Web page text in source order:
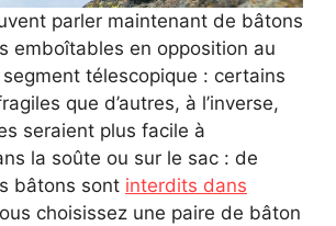
parler maintenant de bâtons
emboîtables en opposition au
télescopique : certains
que d’autres, à l’inverse,
seraient plus facile à
la soûte ou sur le sac : de
bâtons sont interdits dans
choisissez une paire de bâton